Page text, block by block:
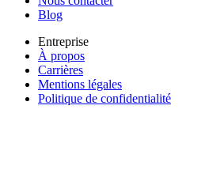
Blog
Entreprise
À propos
Carrières
Mentions légales
Politique de confidentialité